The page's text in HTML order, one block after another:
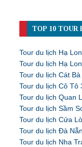
TOP 10 TOUR
Tour du lịch Hạ
Tour du lịch Hạ
Tour du lịch Cát
Tour du lịch Cô Tô
Tour du lịch Quan
Tour du lịch Sầm
Tour du lịch Cửa
Tour du lịch Đà
Tour du lịch Nha